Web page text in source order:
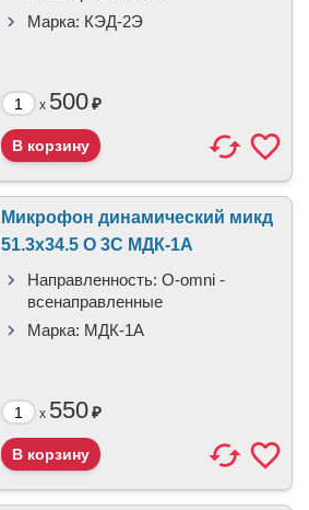
Марка: КЭД-2Э
x 500₽
Микрофон динамический микд
51.3x34.5 O 3C МДК-1А
Направленность: O-omni -
всенаправленные
Марка: МДК-1А
x 550₽